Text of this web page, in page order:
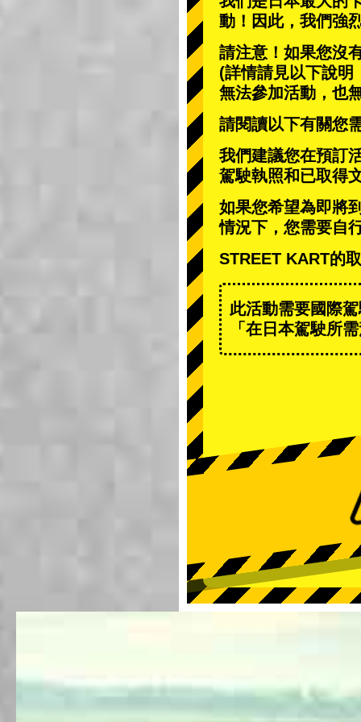
動 ！因此，我們強
請注意！如果您沒
(詳情請見以下說明
無法參加活動，也
請閱讀以下有關您
我們建議您在預訂
駕駛執照和已取得
如果您希望為即將
情況下，您需要自
STREET KART的
此活動需要國際
「在日本駕駛所